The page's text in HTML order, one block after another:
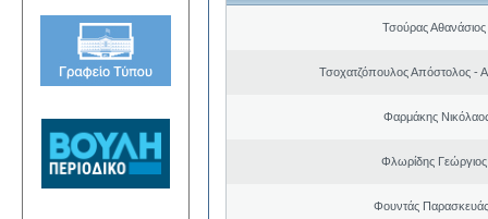
Τσούρας
Τσοχατζόπουλος Απόστολος -
Φαρμάκης
Φλωρίδης Γεώργιος
Φουντάς